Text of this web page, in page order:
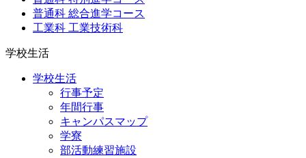
普通科 総合進学コース
工業科 工業技術科
学校生活
学校生活
行事予定
年間行事
キャンパスマップ
学寮
部活動練習施設